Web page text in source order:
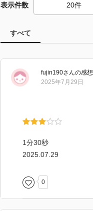
表示件数
すべて
fujin190さんの感想
2025年7月29日
1分30秒
2025.07.29
0